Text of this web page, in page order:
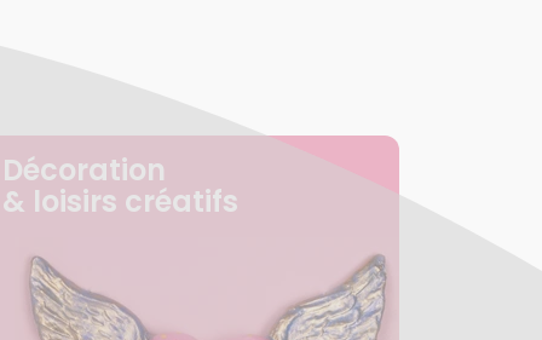
Décoration
& loisirs créatifs